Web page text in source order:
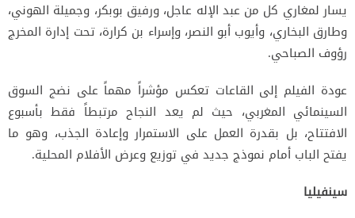
يسار لمغاري كل من عبد الإله عاجل، ورفيق بوبكر، وجميلة الهوني،
وطارق البخاري، وأيوب أبو النصر، وإسراء بن كرارة، تحت إدارة المخرج
رؤوف الصباحي.
عودة الفيلم إلى القاعات تعكس مؤشراً مهماً على نضج السوق
السينمائي المغربي، حيث لم يعد النجاح مرتبطاً فقط بأسبوع
الافتتاح، بل بقدرة العمل على الاستمرار وإعادة الجذب، وهو ما
يفتح الباب أمام نموذج جديد في توزيع وعرض الأفلام المحلية.
سينفيليا